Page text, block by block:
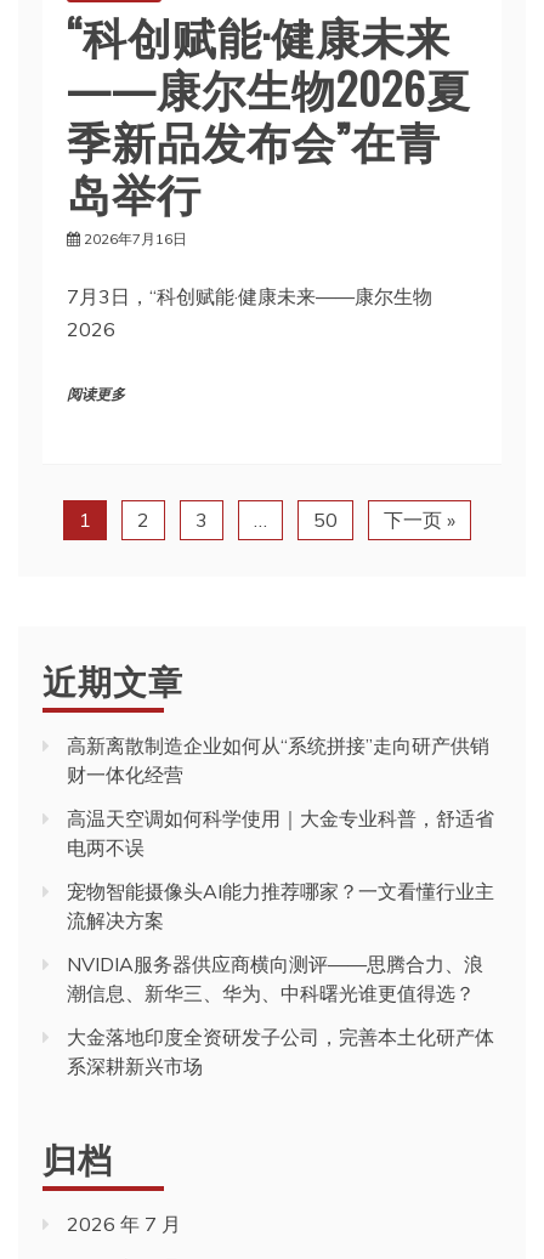
“科创赋能·健康未来
——康尔生物2026夏
季新品发布会”在青
岛举行
2026年7月16日
7月3日，“科创赋能·健康未来——康尔生物
2026
阅读更多
1 2 3 50 下一页 »
近期文章
高新离散制造企业如何从“系统拼接”走向研产供销
财一体化经营
高温天空调如何科学使用｜大金专业科普，舒适省
电两不误
宠物智能摄像头AI能力推荐哪家？一文看懂行业主
流解决方案
NVIDIA服务器供应商横向测评——思腾合力、浪
潮信息、新华三、华为、中科曙光谁更值得选？
大金落地印度全资研发子公司，完善本土化研产体
系深耕新兴市场
归档
2026 年 7 月